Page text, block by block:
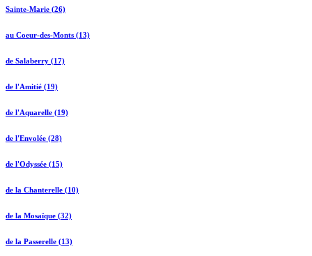
Sainte-Marie (26)
au Coeur-des-Monts (13)
de Salaberry (17)
de l'Amitié (19)
de l'Aquarelle (19)
de l'Envolée (28)
de l'Odyssée (15)
de la Chanterelle (10)
de la Mosaïque (32)
de la Passerelle (13)